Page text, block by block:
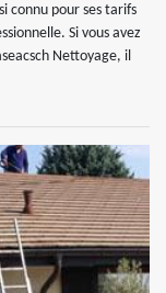
connu pour ses tarifs
Si vous avez
Nettoyage, il